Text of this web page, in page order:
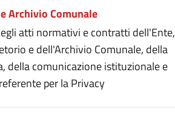
Archivio Comunale
atti normativi e contratti dell'Ente,
e dell'Archivio Comunale, della
della comunicazione istituzionale e
per la Privacy